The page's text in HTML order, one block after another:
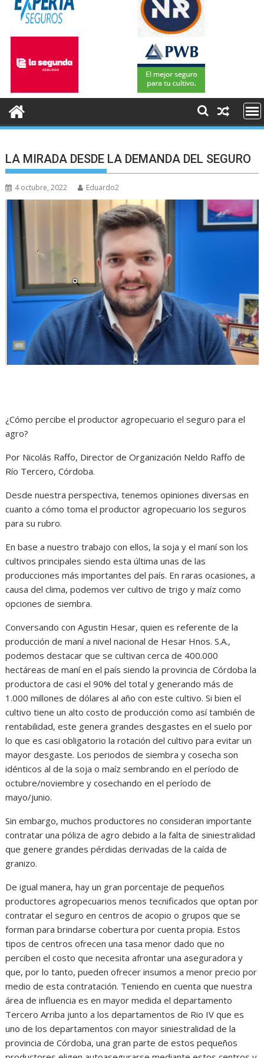
LA MIRADA DESDE LA DEMANDA DEL SEGURO
4 octubre, 2022 Eduardo2
¿Cómo percibe el productor agropecuario el seguro para el
agro?
Por Nicolás Raffo, Director de Organización Neldo Raffo de
Río Tercero, Córdoba.
Desde nuestra perspectiva, tenemos opiniones diversas en
cuanto a cómo toma el productor agropecuario los seguros
para su rubro.
En base a nuestro trabajo con ellos, la soja y el maní son los
cultivos principales siendo esta última unas de las
producciones más importantes del país. En raras ocasiones, a
causa del clima, podemos ver cultivo de trigo y maíz como
opciones de siembra.
Conversando con Agustin Hesar, quien es referente de la
producción de maní a nivel nacional de Hesar Hnos. S.A.,
podemos destacar que se cultivan cerca de 400.000
hectáreas de maní en el país siendo la provincia de Córdoba la
productora de casi el 90% del total y generando más de
1.000 millones de dólares al año con este cultivo. Si bien el
cultivo tiene un alto costo de producción como así también de
rentabilidad, este genera grandes desgastes en el suelo por
lo que es casi obligatorio la rotación del cultivo para evitar un
mayor desgaste. Los periodos de siembra y cosecha son
idénticos al de la soja o maíz sembrando en el período de
octubre/noviembre y cosechando en el período de
mayo/junio.
Sin embargo, muchos productores no consideran importante
contratar una póliza de agro debido a la falta de siniestralidad
que genere grandes pérdidas derivadas de la caída de
granizo.
De igual manera, hay un gran porcentaje de pequeños
productores agropecuarios menos tecnificados que optan por
contratar el seguro en centros de acopio o grupos que se
forman para brindarse cobertura por cuenta propia. Estos
tipos de centros ofrecen una tasa menor dado que no
perciben el costo que necesita afrontar una aseguradora y
que, por lo tanto, pueden ofrecer insumos a menor precio por
medio de esta contratación. Teniendo en cuenta que nuestra
área de influencia es en mayor medida el departamento
Tercero Arriba junto a los departamentos de Rio IV que es
uno de los departamentos con mayor siniestralidad de la
provincia de Córdoba, una gran parte de estos pequeños